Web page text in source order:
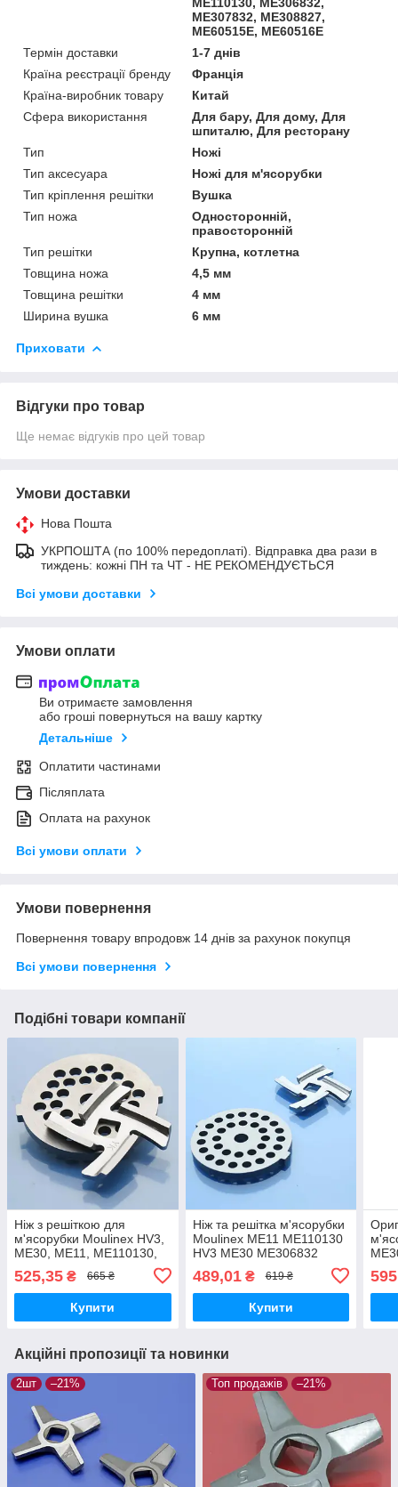
ME307832, ME308827,
ME60515E, ME60516E
Термін доставки
1-7 днів
Країна реєстрації бренду
Франція
Країна-виробник товару
Китай
Сфера використання
Для бару, Для дому, Для
шпиталю, Для ресторану
Тип
Ножі
Тип аксесуара
Ножі для м'ясорубки
Тип кріплення решітки
Вушка
Тип ножа
Односторонній,
правосторонній
Тип решітки
Крупна, котлетна
Товщина ножа
4,5 мм
Товщина решітки
4 мм
Ширина вушка
6 мм
Приховати
Відгуки про товар
Ще немає відгуків про цей товар
Умови доставки
Нова Пошта
УКРПОШТА (по 100% передоплаті). Відправка два рази в
тиждень: кожні ПН та ЧТ - НЕ РЕКОМЕНДУЄТЬСЯ
Всі умови доставки
Умови оплати
Ви отримаєте замовлення
або гроші повернуться на вашу картку
Детальніше
Оплатити частинами
Післяплата
Оплата на рахунок
Всі умови оплати
Умови повернення
Повернення товару впродовж 14 днів за рахунок покупця
Всі умови повернення
Подібні товари компанії
Ніж з решіткою для
м'ясорубки Moulinex HV3,
ME30, ME11, ME110130,
ME308827, ME60515E
5мм нержавійка
525,35 ₴ 665 ₴
Купити
Ніж та решітка м'ясорубки
Moulinex ME11 ME110130
HV3 ME30 ME306832
ME60515E ME60516E
оригінал
489,01₴ 619 ₴
Купити
Акційні пропозиції та новинки
2шт –21% Топ продажів –21%